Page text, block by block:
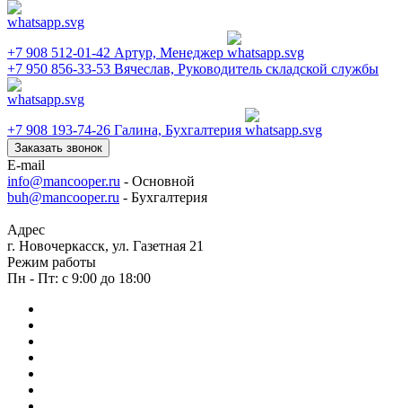
+7 908 512-01-42 Артур, Менеджер
+7 950 856-33-53 Вячеслав, Руководитель складской службы
+7 908 193-74-26 Галина, Бухгалтерия
Заказать звонок
E-mail
info@mancooper.ru - Основной
buh@mancooper.ru - Бухгалтерия
Адрес
г. Новочеркасск, ул. Газетная 21
Режим работы
Пн - Пт: с 9:00 до 18:00